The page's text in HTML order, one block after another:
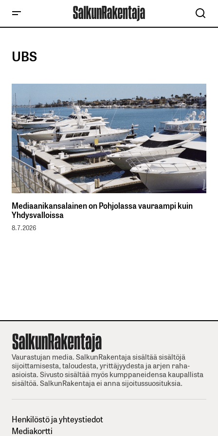
UBS
Mediaanikansalainen on Pohjolassa vauraampi kuin
Yhdysvalloissa
8.7.2026
Vaurastujan media. SalkunRakentaja sisältää sisältöjä
sijoittamisesta, taloudesta, yrittäjyydesta ja arjen raha-
asioista. Sivusto sisältää myös kumppaneidensa kaupallista
sisältöä. SalkunRakentaja ei anna sijoitussuosituksia.
Henkilöstö ja yhteystiedot
Mediakortti